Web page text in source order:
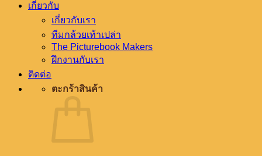
เกี่ยวกับ
เกี่ยวกับเรา
ทีมกล้วยเท้าเปล่า
The Picturebook Makers
ฝึกงานกับเรา
ติดต่อ
ตะกร้าสินค้า